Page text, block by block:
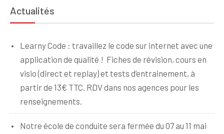
Actualités
Learny Code : travaillez le code sur internet avec une
application de qualité ! Fiches de révision, cours en
visio (direct et replay) et tests d’entrainement, à
partir de 13€ TTC. RDV dans nos agences pour les
renseignements.
Notre école de conduite sera fermée du 07 au 11 mai